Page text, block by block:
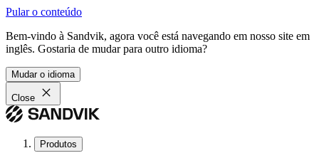
Pular o conteúdo
Bem-vindo à Sandvik, agora você está navegando em nosso site em
inglês. Gostaria de mudar para outro idioma?
Mudar o idioma
Close
Produtos